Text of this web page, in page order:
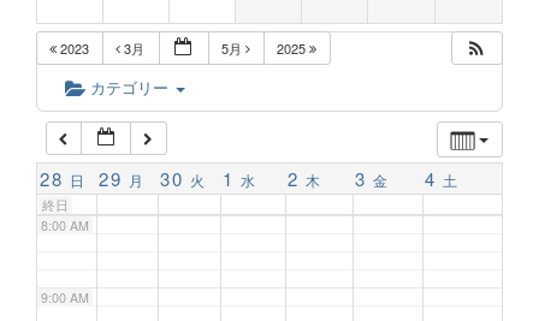
2023 3月 5月 2025
カテゴリー
28 日 29 月 30 火 1 水 2 木 3 金 4 土
終日
6:00 AM
7:00 AM
8:00 AM
9:00 AM